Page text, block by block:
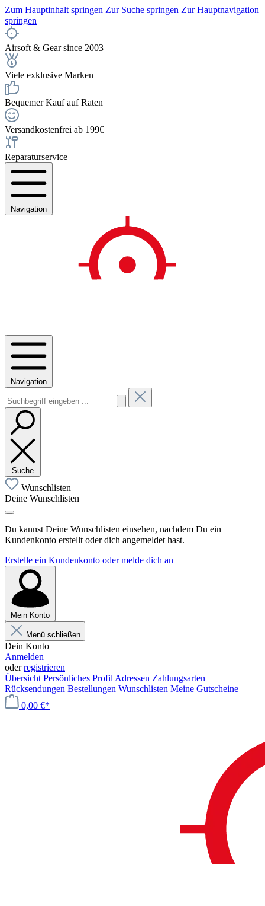
Zum Hauptinhalt springen Zur Suche springen Zur Hauptnavigation
springen
Airsoft & Gear since 2003
Viele exklusive Marken
Bequemer Kauf auf Raten
Versandkostenfrei ab 199€
Reparaturservice
Navigation
Navigation
Suche
Wunschlisten
Deine Wunschlisten
Du kannst Deine Wunschlisten einsehen, nachdem Du ein
Kundenkonto erstellt oder dich angemeldet hast.
Erstelle ein Kundenkonto oder melde dich an
Mein Konto
Menü schließen
Dein Konto
Anmelden
oderregistrieren
Übersicht Persönliches Profil Adressen Zahlungsarten
Rücksendungen Bestellungen Wunschlisten Meine Gutscheine
0,00 €*